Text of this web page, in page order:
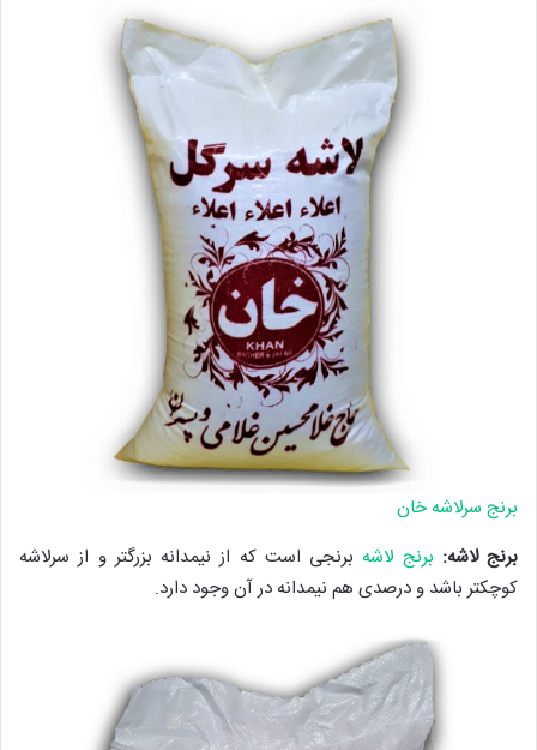
برنج سرلاشه خان
برنج لاشه: برنج لاشهبرنجی است که از نیمدانه بزرگتر و از سرلاشه
کوچکتر باشد و درصدی هم نیمدانه در آن وجود دارد.